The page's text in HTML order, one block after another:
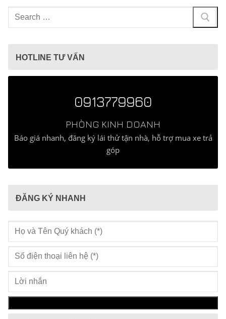
Tìm
kiếm
HOTLINE TƯ VẤN
0913779960
PHÒNG KINH DOANH
Báo giá nhanh, đăng ký lái thử tận nhà, hỗ trợ mua xe trả
góp
ĐĂNG KÝ NHANH